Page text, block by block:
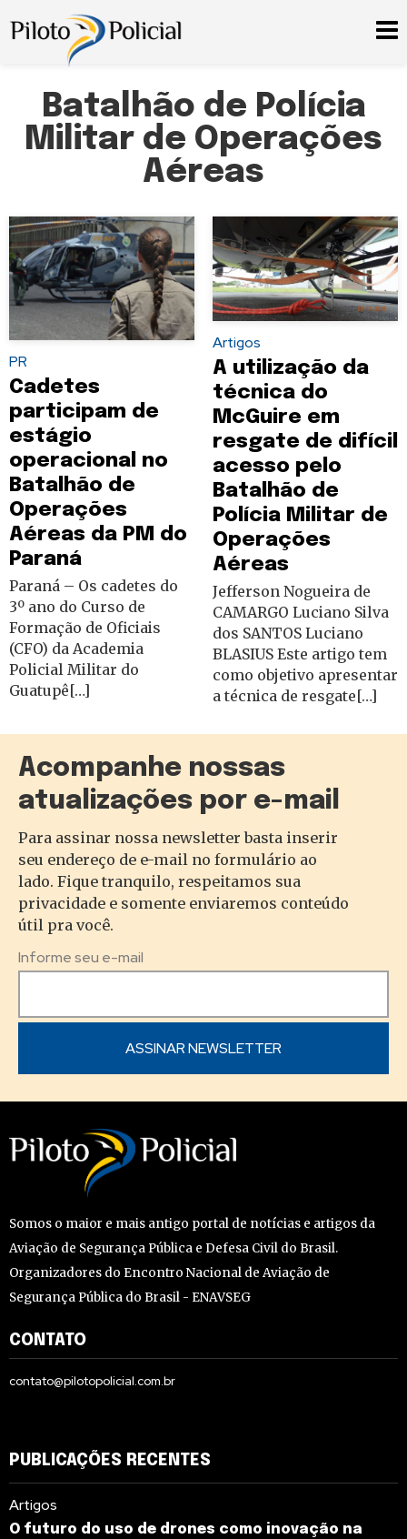
Batalhão de Polícia
Militar de Operações
Aéreas
PR
Cadetes
participam de
estágio
operacional no
Batalhão de
Operações
Aéreas da PM do
Paraná
Paraná – Os cadetes do
3º ano do Curso de
Formação de Oficiais
(CFO) da Academia
Policial Militar do
Guatupê[…]
Artigos
A utilização da
técnica do
McGuire em
resgate de difícil
acesso pelo
Batalhão de
Polícia Militar de
Operações
Aéreas
Jefferson Nogueira de
CAMARGO Luciano Silva
dos SANTOS Luciano
BLASIUS Este artigo tem
como objetivo apresentar
a técnica de resgate[…]
Acompanhe nossas
atualizações por e-mail
Para assinar nossa newsletter basta inserir
seu endereço de e-mail no formulário ao
lado. Fique tranquilo, respeitamos sua
privacidade e somente enviaremos conteúdo
útil pra você.
Informe seu e-mail
Somos o maior e mais antigo portal de notícias e artigos da
Aviação de Segurança Pública e Defesa Civil do Brasil.
Organizadores do Encontro Nacional de Aviação de
Segurança Pública do Brasil - ENAVSEG
CONTATO
contato@pilotopolicial.com.br
PUBLICAÇÕES RECENTES
Artigos
O futuro do uso de drones como inovação na